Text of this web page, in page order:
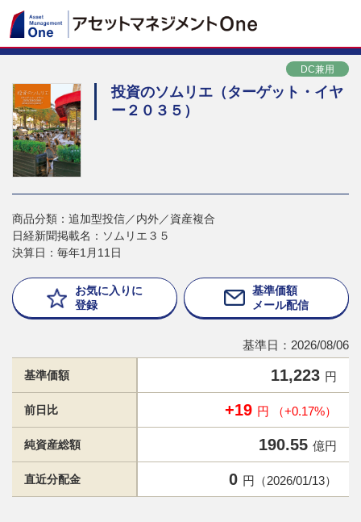
DC兼用
投資のソムリエ（ターゲット・イヤ
ー２０３５）
商品分類：追加型投信／内外／資産複合
日経新聞掲載名：ソムリエ３５
決算日：毎年1月11日
お気に入りに
登録
基準価額
メール配信
基準日：2026/08/06
基準価額 11,223 円
前日比 +19 円 （+0.17%）
純資産総額 190.55 億円
直近分配金 0 円（2026/01/13）